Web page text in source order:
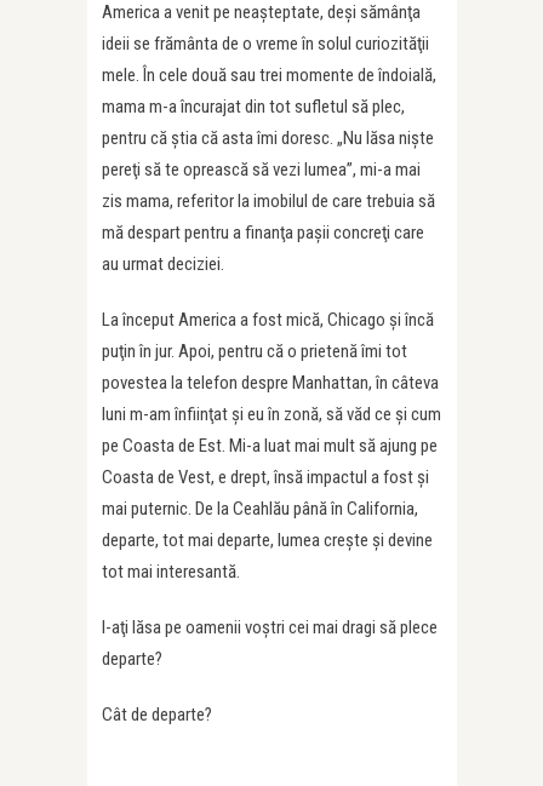
America a venit pe neaşteptate, deşi sămânţa
ideii se frământa de o vreme în solul curiozităţii
mele. În cele două sau trei momente de îndoială,
mama m-a încurajat din tot sufletul să plec,
pentru că ştia că asta îmi doresc. „Nu lăsa nişte
pereţi să te oprească să vezi lumea”, mi-a mai
zis mama, referitor la imobilul de care trebuia să
mă despart pentru a finanţa paşii concreţi care
au urmat deciziei.
La început America a fost mică, Chicago şi încă
puţin în jur. Apoi, pentru că o prietenă îmi tot
povestea la telefon despre Manhattan, în câteva
luni m-am înfiinţat şi eu în zonă, să văd ce şi cum
pe Coasta de Est. Mi-a luat mai mult să ajung pe
Coasta de Vest, e drept, însă impactul a fost şi
mai puternic. De la Ceahlău până în California,
departe, tot mai departe, lumea creşte şi devine
tot mai interesantă.
I-aţi lăsa pe oamenii voştri cei mai dragi să plece
departe?
Cât de departe?